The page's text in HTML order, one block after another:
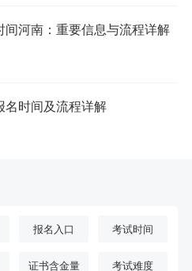
河南：重要信息与流程详解
名时间及流程详解
报名入口 考试时间
证书含金量 考试难度